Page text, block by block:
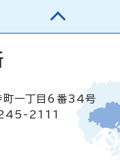
町一丁目6番34号
245-2111